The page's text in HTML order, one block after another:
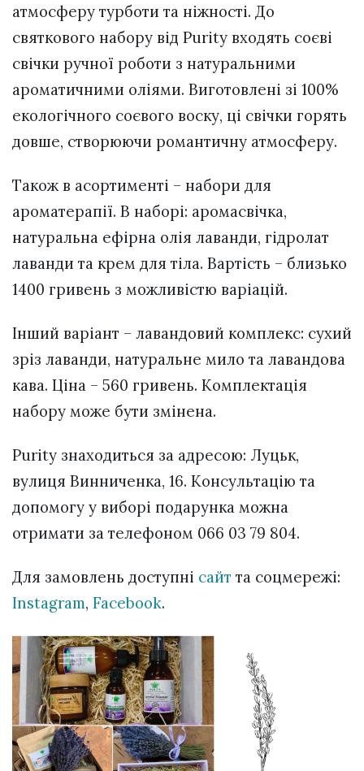
атмосферу турботи та ніжності. До
святкового набору від Purity входять соєві
свічки ручної роботи з натуральними
ароматичними оліями. Виготовлені зі 100%
екологічного соєвого воску, ці свічки горять
довше, створюючи романтичну атмосферу.
Також в асортименті – набори для
ароматерапії. В наборі: аромасвічка,
натуральна ефірна олія лаванди, гідролат
лаванди та крем для тіла. Вартість – близько
1400 гривень з можливістю варіацій.
Інший варіант – лавандовий комплекс: сухий
зріз лаванди, натуральне мило та лавандова
кава. Ціна – 560 гривень. Комплектація
набору може бути змінена.
Purity знаходиться за адресою: Луцьк,
вулиця Винниченка, 16. Консультацію та
допомогу у виборі подарунка можна
отримати за телефоном 066 03 79 804.
Для замовлень доступні сайт та соцмережі:
Instagram, Facebook.